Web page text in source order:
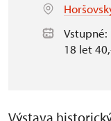
Vstupné:
18 let
Výstava